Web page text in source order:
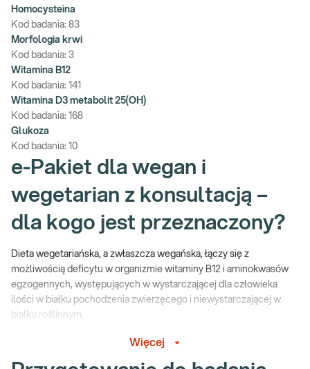
Homocysteina
Kod badania: 83
Morfologia krwi
Kod badania: 3
Witamina B12
Kod badania: 141
Witamina D3 metabolit 25(OH)
Kod badania: 168
Glukoza
Kod badania: 10
e-Pakiet dla wegan i
wegetarian z konsultacją –
dla kogo jest przeznaczony?
Dieta wegetariańska, a zwłaszcza wegańska, łączy się z
możliwością deficytu w organizmie witaminy B12 i aminokwasów
egzogennych, występujących w wystarczającej dla człowieka
ilości w białku pochodzenia zwierzęcego i niewystarczającej w
białku roślinnym.
Zestaw badań proponowanych w Pakiecie dla WEGAN i
Więcej